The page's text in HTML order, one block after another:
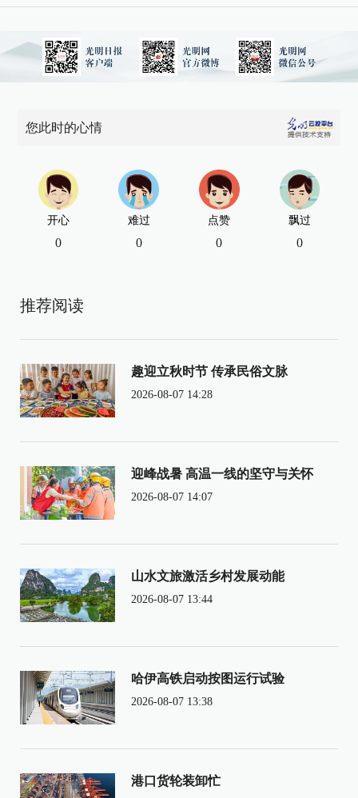
您此时的心情
开心
0
难过
0
点赞
0
飘过
0
推荐阅读
趣迎立秋时节 传承民俗文脉
2026-08-07 14:28
迎峰战暑 高温一线的坚守与关怀
2026-08-07 14:07
山水文旅激活乡村发展动能
2026-08-07 13:44
哈伊高铁启动按图运行试验
2026-08-07 13:38
港口货轮装卸忙